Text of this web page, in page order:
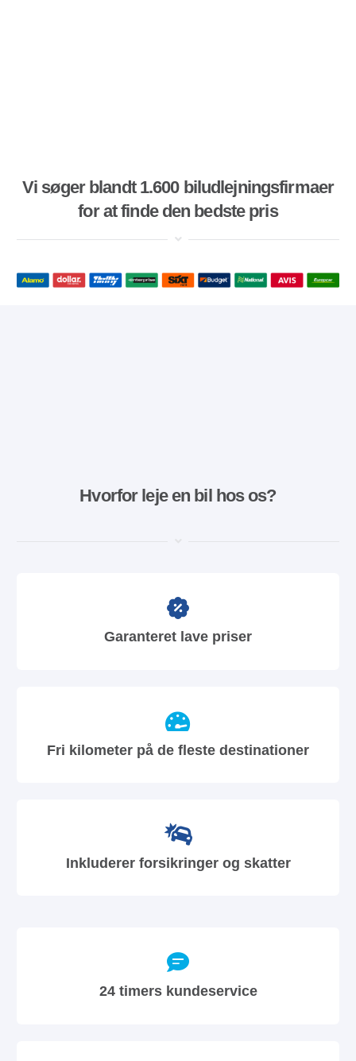
Vi søger blandt 1.600 biludlejningsfirmaer
for at finde den bedste pris
Hvorfor leje en bil hos os?
Garanteret lave priser
Fri kilometer på de fleste destinationer
Inkluderer forsikringer og skatter
24 timers kundeservice